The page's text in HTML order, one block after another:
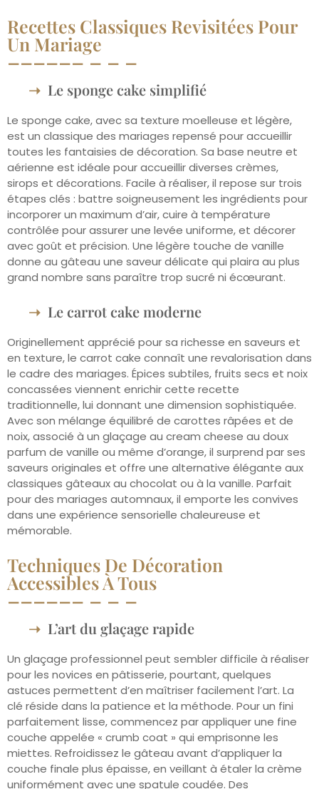
Recettes Classiques Revisitées Pour
Un Mariage
Le sponge cake simplifié
Le sponge cake, avec sa texture moelleuse et légère,
est un classique des mariages repensé pour accueillir
toutes les fantaisies de décoration. Sa base neutre et
aérienne est idéale pour accueillir diverses crèmes,
sirops et décorations. Facile à réaliser, il repose sur trois
étapes clés : battre soigneusement les ingrédients pour
incorporer un maximum d’air, cuire à température
contrôlée pour assurer une levée uniforme, et décorer
avec goût et précision. Une légère touche de vanille
donne au gâteau une saveur délicate qui plaira au plus
grand nombre sans paraître trop sucré ni écœurant.
Le carrot cake moderne
Originellement apprécié pour sa richesse en saveurs et
en texture, le carrot cake connaît une revalorisation dans
le cadre des mariages. Épices subtiles, fruits secs et noix
concassées viennent enrichir cette recette
traditionnelle, lui donnant une dimension sophistiquée.
Avec son mélange équilibré de carottes râpées et de
noix, associé à un glaçage au cream cheese au doux
parfum de vanille ou même d’orange, il surprend par ses
saveurs originales et offre une alternative élégante aux
classiques gâteaux au chocolat ou à la vanille. Parfait
pour des mariages automnaux, il emporte les convives
dans une expérience sensorielle chaleureuse et
mémorable.
Techniques De Décoration
Accessibles À Tous
L’art du glaçage rapide
Un glaçage professionnel peut sembler difficile à réaliser
pour les novices en pâtisserie, pourtant, quelques
astuces permettent d’en maîtriser facilement l’art. La
clé réside dans la patience et la méthode. Pour un fini
parfaitement lisse, commencez par appliquer une fine
couche appelée « crumb coat » qui emprisonne les
miettes. Refroidissez le gâteau avant d’appliquer la
couche finale plus épaisse, en veillant à étaler la crème
uniformément avec une spatule coudée. Des